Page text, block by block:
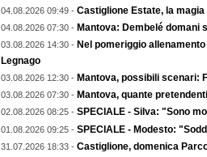
04.08.2026 09:49 - Castiglione Estate, la
04.08.2026 07:30 - Mantova: Dembelé domani
03.08.2026 14:30 - Nel pomeriggio
Legnago
03.08.2026 12:30 - Mantova, possibili scenari:
03.08.2026 07:30 - Mantova, quante
02.08.2026 08:25 - SPECIALE - Silva: "Sono
01.08.2026 09:25 - SPECIALE - Modesto:
31.07.2026 18:33 - Castiglione, domenica